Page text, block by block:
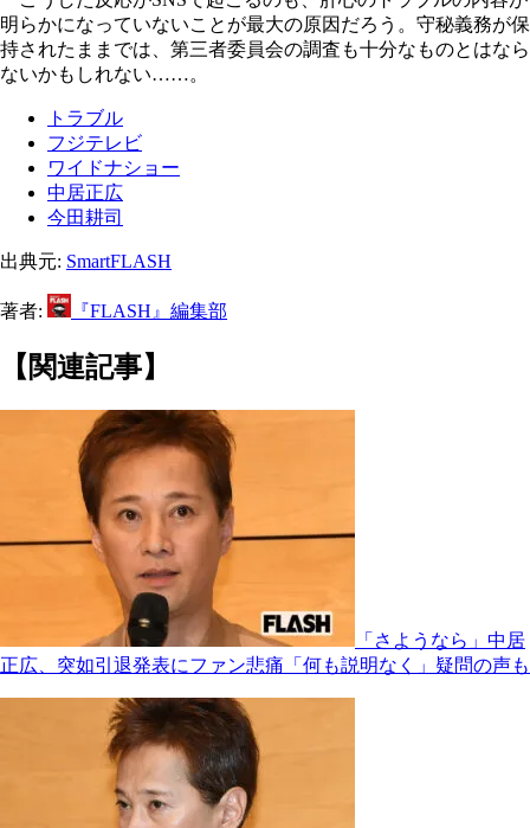
明らかになっていないことが最大の原因だろう。守秘義務が保
持されたままでは、第三者委員会の調査も十分なものとはなら
ないかもしれない……。
トラブル
フジテレビ
ワイドナショー
中居正広
今田耕司
出典元: SmartFLASH
著者: 『FLASH』編集部
【関連記事】
「さようなら」中居
正広、突如引退発表にファン悲痛「何も説明なく」疑問の声も